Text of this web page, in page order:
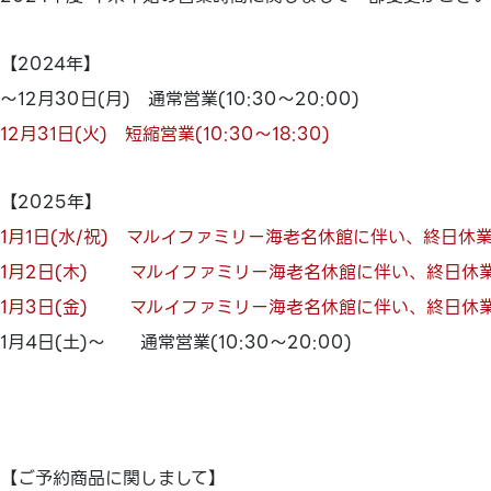
【2024年】
～12月30日(月) 通常営業(10:30～20:00)
12月31日(火) 短縮営業(10:30～18:30)
【2025年】
1月1日(水/祝) マルイファミリー海老名休館に伴い、終日休業
1月2日(木) マルイファミリー海老名休館に伴い、終日休
1月3日(金) マルイファミリー海老名休館に伴い、終日休
1月4日(土)～ 通常営業(10:30～20:00)
【ご予約商品に関しまして】